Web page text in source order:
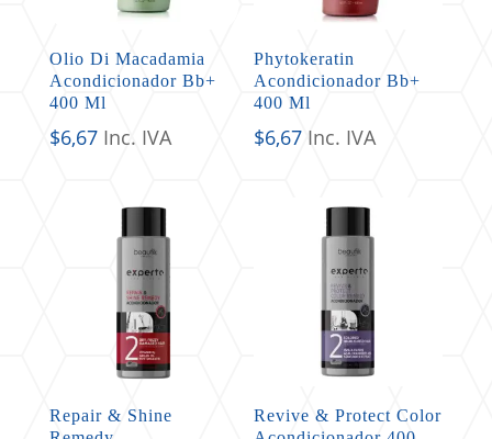
Olio Di Macadamia
Acondicionador Bb+
400 Ml
$6,67 Inc. IVA
Phytokeratin
Acondicionador Bb+
400 Ml
$6,67 Inc. IVA
Repair & Shine
Revive & Protect Color